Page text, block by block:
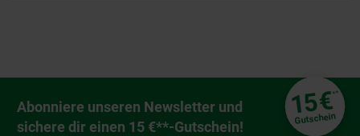
Newsletter Anmeldung
Abonniere unseren Newsletter und
sichere dir einen 15 €**-Gutschein!
15€**
Gutschein